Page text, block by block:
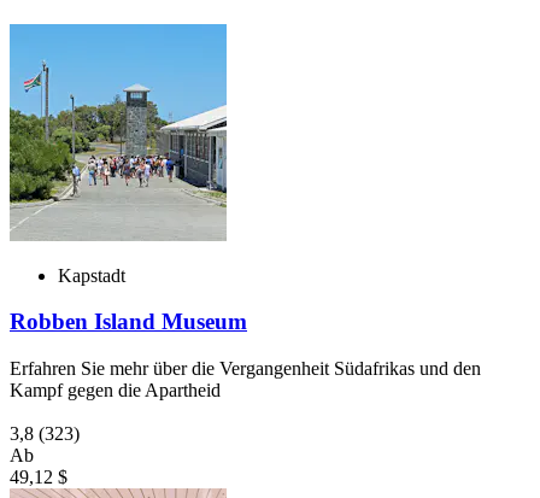
Kapstadt
Robben Island Museum
Erfahren Sie mehr über die Vergangenheit Südafrikas und den
Kampf gegen die Apartheid
3,8 (323)
Ab
49,12 $